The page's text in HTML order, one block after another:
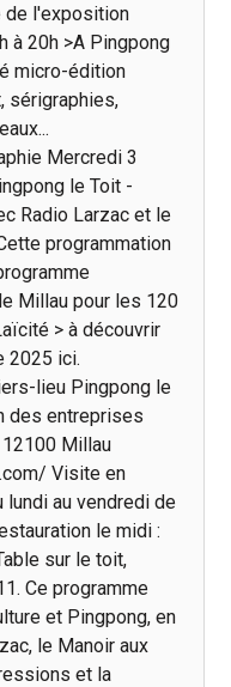
de l'exposition
à 20h >A Pingpong
micro-édition
sérigraphies,
Mercredi 3
le Toit -
Radio Larzac et le
programmation
Millau pour les 120
> à découvrir
2025 ici.
lieu Pingpong le
des entreprises
Millau
Visite en
lundi au vendredi de
le midi :
sur le toit,
Ce programme
et Pingpong, en
le Manoir aux
et la